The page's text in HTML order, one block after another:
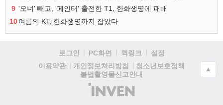
9 '오너' 빼고, '페인터' 출전한 T1, 한화생명에 패배
10여름의 KT, 한화생명까지 잡았다
로그인 PC화면 퀵링크
설정
이용약관
개인정보처리방침
청소년보호정책
불법촬영물신고안내
(주)
인
▲